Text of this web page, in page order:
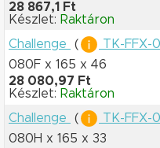
28 867,1 Ft
Készlet: Raktáron
Challenge
( TK-FFX-
080F x 165 x 46
28 080,97 Ft
Készlet: Raktáron
Challenge
( TK-FFX-
080H x 165 x 33